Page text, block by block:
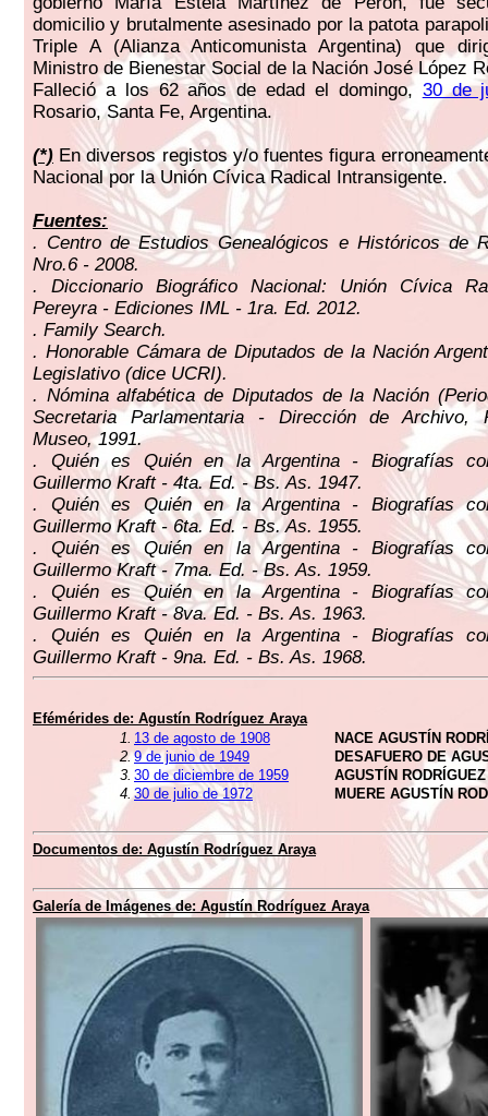
domicilio y brutalmente asesinado por la patota
Triple A (Alianza Anticomunista Argentina) que
Ministro de Bienestar Social de la Nación José López
Falleció a los 62 años de edad el domingo, 30 de
Rosario, Santa Fe, Argentina.
(*) En diversos registos y/o fuentes figura
Nacional por la Unión Cívica Radical Intransigente.
Fuentes:
. Centro de Estudios Genealógicos e Históricos de
Nro.6 - 2008.
. Diccionario Biográfico Nacional: Unión Cívica
Pereyra - Ediciones IML - 1ra. Ed. 2012.
. Family Search.
. Honorable Cámara de Diputados de la Nación
Legislativo (dice UCRI).
. Nómina alfabética de Diputados de la Nación
Secretaria Parlamentaria - Dirección de Archivo,
Museo, 1991.
. Quién es Quién en la Argentina - Biografías
Guillermo Kraft - 4ta. Ed. - Bs. As. 1947.
. Quién es Quién en la Argentina - Biografías
Guillermo Kraft - 6ta. Ed. - Bs. As. 1955.
. Quién es Quién en la Argentina - Biografías
Guillermo Kraft - 7ma. Ed. - Bs. As. 1959.
. Quién es Quién en la Argentina - Biografías
Guillermo Kraft - 8va. Ed. - Bs. As. 1963.
. Quién es Quién en la Argentina - Biografías
Guillermo Kraft - 9na. Ed. - Bs. As. 1968.
Efémérides de: Agustín Rodríguez Araya
1. 13 de agosto de 1908
NACE AGUSTÍN
2.9 de junio de 1949
DESAFUERO DE
3. 30 de diciembre de 1959
AGUSTÍN
4. 30 de julio de 1972 MUERE AGUSTÍN
Documentos de: Agustín Rodríguez Araya
Galería de Imágenes de: Agustín Rodríguez Araya